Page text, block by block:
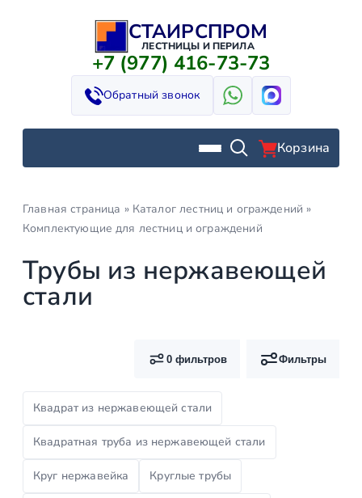
СТАИРСПРОМ
ЛЕСТНИЦЫ И ПЕРИЛА
+7 (977) 416-73-73
Обратный звонок
Корзина
Главная страница » Каталог лестниц и ограждений »
Комплектующие для лестниц и ограждений
Трубы из нержавеющей
стали
0 фильтров Фильтры
Квадрат из нержавеющей стали
Квадратная труба из нержавеющей стали
Круг нержавейка Круглые трубы